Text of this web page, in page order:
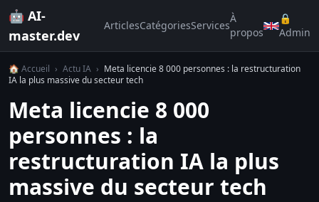
🤖 AI-
master.dev
ArticlesCatégoriesServices
À
propos
🔒
Admin
🏠 Accueil › Actu IA › Meta licencie 8 000 personnes : la restructuration
IA la plus massive du secteur tech
Meta licencie 8 000
personnes : la
restructuration IA la plus
massive du secteur tech